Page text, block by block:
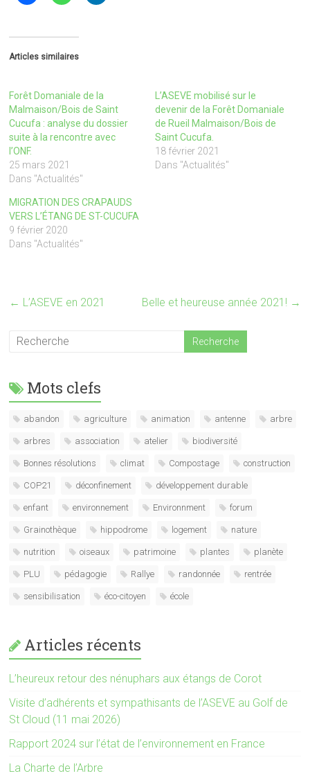
Articles similaires
Forêt Domaniale de la
Malmaison/Bois de Saint
Cucufa : analyse du dossier
suite à la rencontre avec
l’ONF.
25 mars 2021
Dans "Actualités"
L’ASEVE mobilisé sur le
devenir de la Forêt Domaniale
de Rueil Malmaison/Bois de
Saint Cucufa.
18 février 2021
Dans "Actualités"
MIGRATION DES CRAPAUDS
VERS L’ÉTANG DE ST-CUCUFA
9 février 2020
Dans "Actualités"
← L’ASEVE en 2021 Belle et heureuse année 2021! →
Mots clefs
abandon agriculture animation antenne arbre
arbres association atelier biodiversité
Bonnes résolutions climat Compostage construction
COP21 déconfinement développement durable
enfant environnement Environnment forum
Grainothèque hippodrome logement nature
nutrition oiseaux patrimoine plantes planète
PLU pédagogie Rallye randonnée rentrée
sensibilisation éco-citoyen école
Articles récents
L’heureux retour des nénuphars aux étangs de Corot
Visite d’adhérents et sympathisants de l’ASEVE au Golf de
St Cloud (11 mai 2026)
Rapport 2024 sur l’état de l’environnement en France
La Charte de l’Arbre